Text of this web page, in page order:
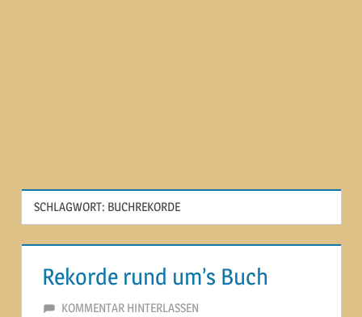
SCHLAGWORT: BUCHREKORDE
Rekorde rund um’s Buch
21. DEZEMBER 2014
MARTINA BERG
KOMMENTAR HINTERLASSEN